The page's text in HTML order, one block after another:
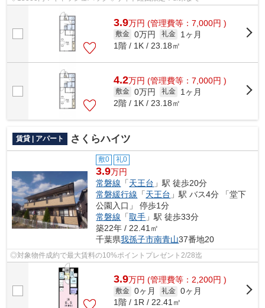
3.9万円 (管理費等：7,000円 )
敷金 0万円 礼金
1ヶ月
1階 / 1K / 23.18㎡
4.2万円 (管理費等：7,000円 )
敷金 0万円 礼金
1ヶ月
2階 / 1K / 23.18㎡
賃貸 | アパート さくらハイツ
敷0 礼0
3.9万円
常磐線 「天王台 」駅 徒歩20分
常磐緩行線 「天王台 」駅 バス4分 「堂下
公園入口」 停歩1分
常磐線 「取手 」駅 徒歩33分
築22年 / 22.41㎡
千葉県我孫子市南青山37番地20
◎対象物件成約で最大賃料の10%ポイントプレゼント2/28迄
3.9万円 (管理費等：2,200円 )
敷金 0ヶ月 礼金 0ヶ月
1階 / 1R / 22.41㎡